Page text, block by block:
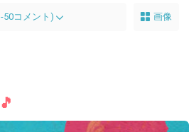
50コメント) 画像